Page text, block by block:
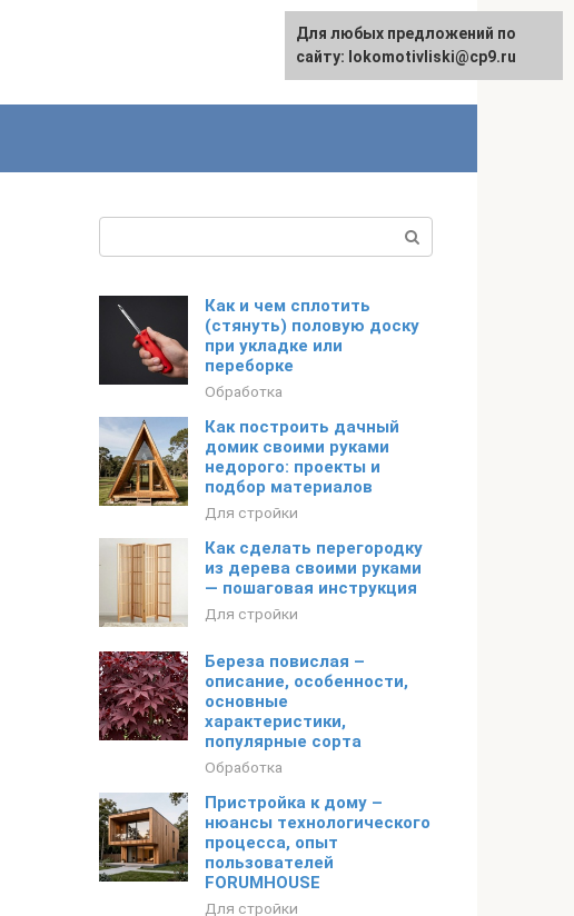
English
Как и чем сплотить
(стянуть) половую доску
при укладке или
переборке
Обработка
Как построить дачный
домик своими руками
недорого: проекты и
подбор материалов
Для стройки
Как сделать перегородку
из дерева своими руками
— пошаговая инструкция
Для стройки
Береза повислая –
описание, особенности,
основные
характеристики,
популярные сорта
Обработка
Пристройка к дому –
нюансы технологического
процесса, опыт
пользователей
FORUMHOUSE
Для стройки
Для любых предложений по
сайту: lokomotivliski@cp9.ru